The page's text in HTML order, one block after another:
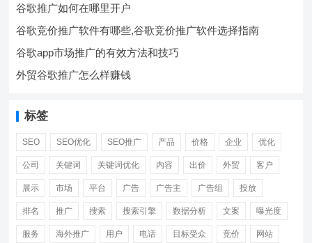
谷歌推广如何在哪里开户
谷歌竞价推广软件有哪些,谷歌竞价推广软件选择指南
谷歌app市场推广的有效方法和技巧
外贸谷歌推广怎么样赚钱
标签
SEO SEO优化 SEO推广 产品 价格 企业 优化
公司 关键词 关键词优化 内容 出价 外贸 客户
展示 市场 平台 广告 广告主 广告组 投放
排名 推广 搜索 搜索引擎 数据分析 文案 曝光度
服务 海外推广 用户 电话 目标受众 竞价 网站